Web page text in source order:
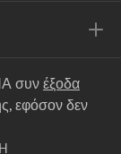
συν έξοδα
εφόσον δεν